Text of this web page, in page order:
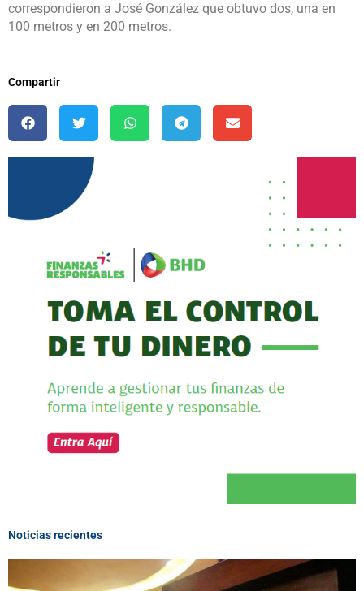
correspondieron a José González que obtuvo dos, una en
100 metros y en 200 metros.
Compartir
Noticias recientes